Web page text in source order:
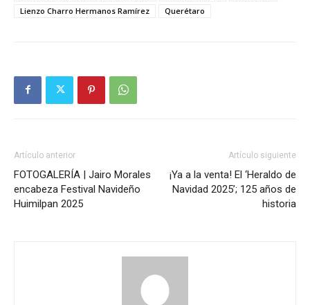
Lienzo Charro Hermanos Ramírez
Querétaro
Artículo anterior
FOTOGALERÍA | Jairo Morales
encabeza Festival Navideño
Huimilpan 2025
Artículo siguiente
¡Ya a la venta! El ‘Heraldo de
Navidad 2025’; 125 años de
historia